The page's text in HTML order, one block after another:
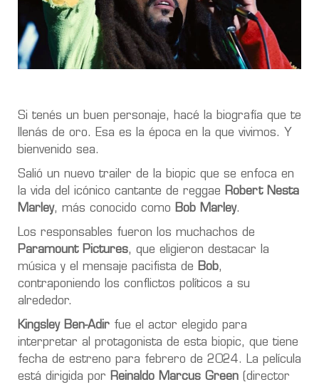
Si tenés un buen personaje, hacé la biografía que te
llenás de oro. Esa es la época en la que vivimos. Y
bienvenido sea.
Salió un nuevo trailer de la biopic que se enfoca en
la vida del icónico cantante de reggae Robert Nesta
Marley, más conocido como Bob Marley.
Los responsables fueron los muchachos de
Paramount Pictures, que eligieron destacar la
música y el mensaje pacifista de Bob,
contraponiendo los conflictos políticos a su
alrededor.
Kingsley Ben-Adir fue el actor elegido para
interpretar al protagonista de esta biopic, que tiene
fecha de estreno para febrero de 2024. La película
está dirigida por Reinaldo Marcus Green (director